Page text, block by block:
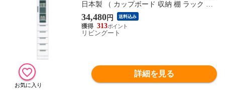
日本製 （ カップボード 収納 棚 ラック 食
器収納 完成品 キッチン 脱衣所 ホワイト
隙間収納 引き出し シンプル 五段 ）
34,480円 送料込み
313
リビングート
詳細を見る